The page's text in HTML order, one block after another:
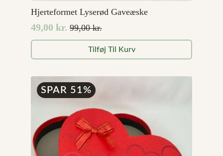
Hjerteformet Lyserød Gaveæske
99,00kr.
Den
oprindelige
pris
99,00 kr..
49,00 kr.
Den
aktuelle
pris
49,00 kr..
Tilføj Til Kurv
SPAR 51%